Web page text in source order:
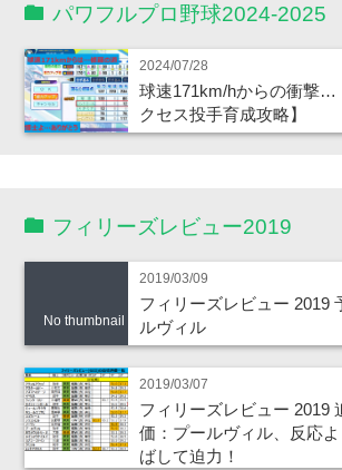
パワフルプロ野球2024-2025
2024/07/28
球速171km/hからの衝撃…
クセス投手育成攻略】
フィリーズレビュー2019
No thumbnail
2019/03/09
フィリーズレビュー 2019
ルヴィル
2019/03/07
フィリーズレビュー 2019
価：プールヴィル、反応
ばして迫力！